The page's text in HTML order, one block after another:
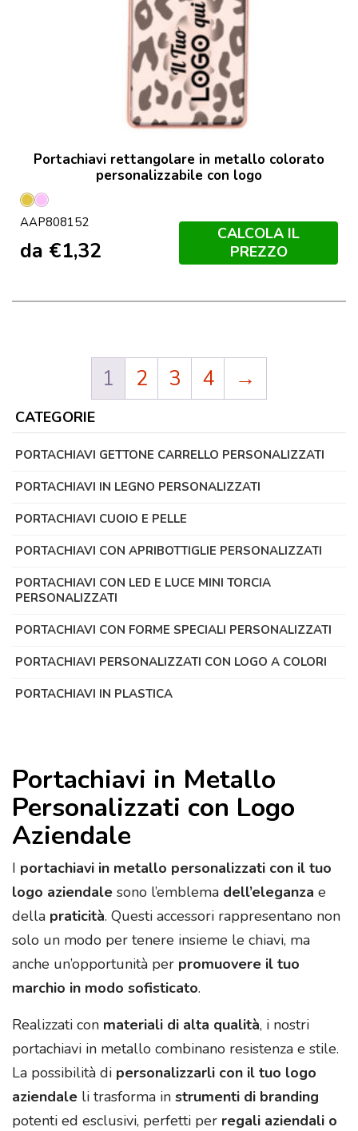
CATEGORIE
PORTACHIAVI GETTONE CARRELLO PERSONALIZZATI
PORTACHIAVI IN LEGNO PERSONALIZZATI
PORTACHIAVI CUOIO E PELLE
PORTACHIAVI CON APRIBOTTIGLIE PERSONALIZZATI
PORTACHIAVI CON LED E LUCE MINI TORCIA
PERSONALIZZATI
PORTACHIAVI CON FORME SPECIALI PERSONALIZZATI
PORTACHIAVI PERSONALIZZATI CON LOGO A COLORI
PORTACHIAVI IN PLASTICA
Portachiavi rettangolare in metallo colorato
personalizzabile con logo
OroRosa
AAP808152
da €1,32
CALCOLA IL
PREZZO
1 2 3 4 →
Portachiavi in Metallo
Personalizzati con Logo
Aziendale
I portachiavi in metallo personalizzati con il tuo
logo aziendale sono l’emblema dell’eleganza e
della praticità. Questi accessori rappresentano non
solo un modo per tenere insieme le chiavi, ma
anche un’opportunità per promuovere il tuo
marchio in modo sofisticato.
Realizzati con materiali di alta qualità, i nostri
portachiavi in metallo combinano resistenza e stile.
La possibilità di personalizzarli con il tuo logo
aziendale li trasforma in strumenti di branding
potenti ed esclusivi, perfetti per regali aziendali o